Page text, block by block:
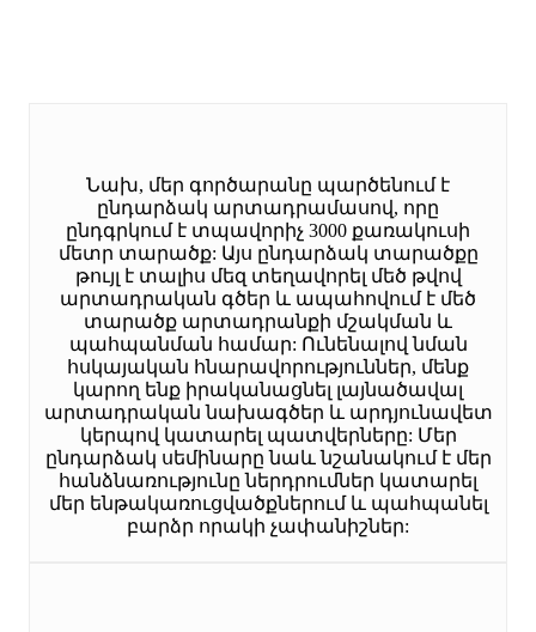
Նախ, մեր գործարանը պարծենում է
ընդարձակ արտադրամասով, որը
ընդգրկում է տպավորիչ 3000 քառակուսի
մետր տարածք: Այս ընդարձակ տարածքը
թույլ է տալիս մեզ տեղավորել մեծ թվով
արտադրական գծեր և ապահովում է մեծ
տարածք արտադրանքի մշակման և
պահպանման համար: Ունենալով նման
հսկայական հնարավորություններ, մենք
կարող ենք իրականացնել լայնածավալ
արտադրական նախագծեր և արդյունավետ
կերպով կատարել պատվերները: Մեր
ընդարձակ սեմինարը նաև նշանակում է մեր
հանձնառությունը ներդրումներ կատարել
մեր ենթակառուցվածքներում և պահպանել
բարձր որակի չափանիշներ: